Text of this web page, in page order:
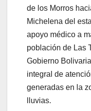
de los Morros
Michelena del
apoyo médico a
población de Las
Gobierno
integral de
generadas en la
lluvias.